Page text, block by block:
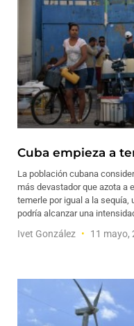
Cuba empieza a
La población cubana
más devastador que azota a
temerle por igual a la
podría alcanzar una
Ivet González 11 mayo,